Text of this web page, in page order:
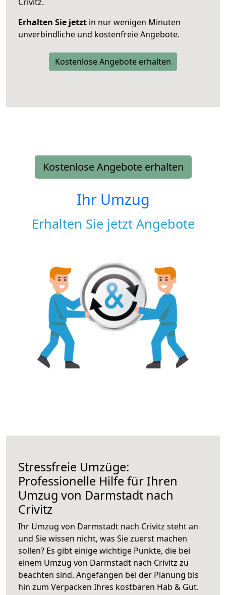
Erhalten Sie jetzt in nur wenigen Minuten
unverbindliche und kostenfreie Angebote.
Kostenlose Angebote erhalten
Kostenlose Angebote erhalten
Ihr Umzug
Erhalten Sie jetzt Angebote
Stressfreie Umzüge:
Professionelle Hilfe für Ihren
Umzug von Darmstadt nach
Crivitz
Ihr Umzug von Darmstadt nach Crivitz steht an
und Sie wissen nicht, was Sie zuerst machen
sollen? Es gibt einige wichtige Punkte, die bei
einem Umzug von Darmstadt nach Crivitz zu
beachten sind. Angefangen bei der Planung bis
hin zum Verpacken Ihres kostbaren Hab & Gut.